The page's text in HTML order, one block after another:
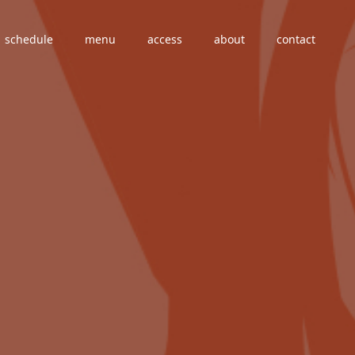
schedule menu access about contact